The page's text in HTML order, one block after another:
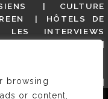
browsing
or content,
CULTURE
HÔTELS DE
LES INTERVIEWS
CLASSÉ
RESTAURANTS
PLAIT